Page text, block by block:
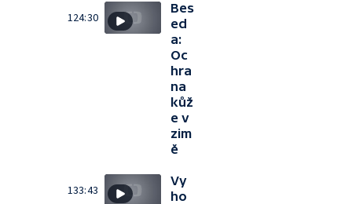
124:30
Bes
ed
a:
Oc
hra
na
kůž
e v
zim
ě
133:43
Vy
ho